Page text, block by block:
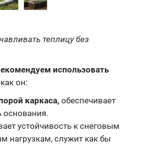
теплицу без
использовать
он:
каркаса,обеспечивает
основания.
устойчивость к снеговым
нагрузкам, служит как бы